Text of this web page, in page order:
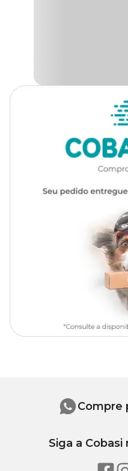
HomePet com o melhor
Tamanho
OBS: Imagem meramente
Compre
Siga a